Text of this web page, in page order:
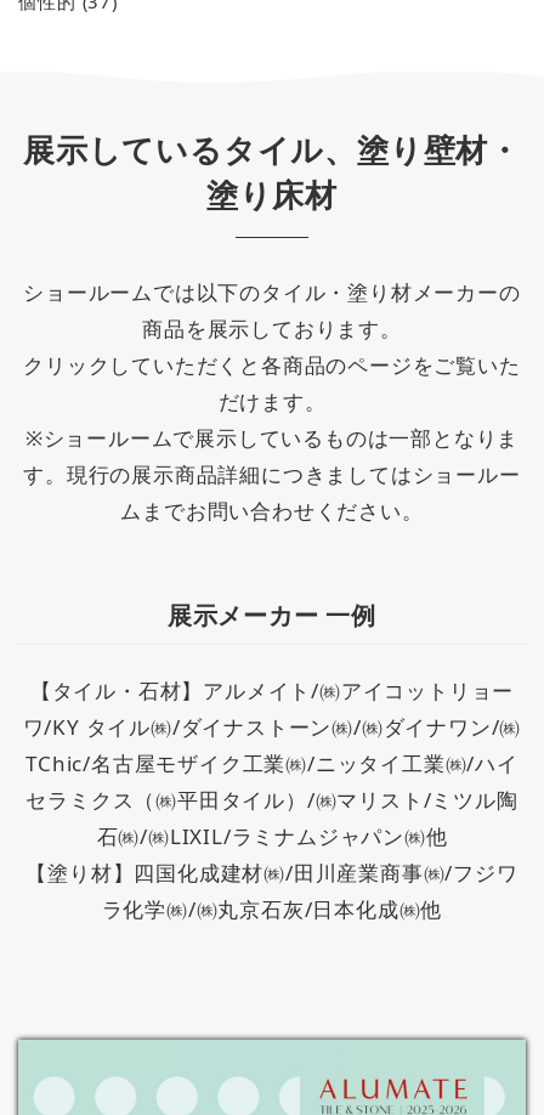
展示しているタイル、塗り壁材・
塗り床材
ショールームでは以下のタイル・塗り材メーカーの
商品を展示しております。
クリックしていただくと各商品のページをご覧いた
だけます。
※ショールームで展示しているものは一部となりま
す。現行の展示商品詳細につきましてはショールー
ムまでお問い合わせください。
展示メーカー 一例
【タイル・石材】アルメイト/㈱アイコットリョー
ワ/KY タイル㈱/ダイナストーン㈱/㈱ダイナワン/㈱
TChic/名古屋モザイク工業㈱/ニッタイ工業㈱/ハイ
セラミクス（㈱平田タイル）/㈱マリスト/ミツル陶
石㈱/㈱LIXIL/ラミナムジャパン㈱他
【塗り材】四国化成建材㈱/田川産業商事㈱/フジワ
ラ化学㈱/㈱丸京石灰/日本化成㈱他